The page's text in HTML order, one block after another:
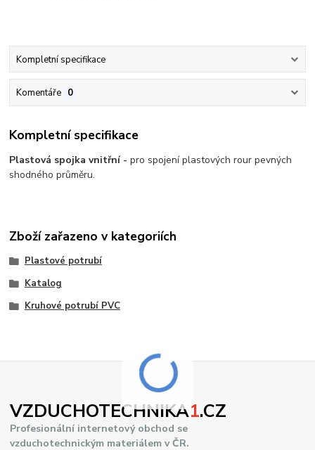
Kompletní specifikace
Komentáře 0
Kompletní specifikace
Plastová spojka vnitřní -pro spojení plastových rour pevných
shodného průměru.
Zboží zařazeno v kategoriích
Plastové potrubí
Katalog
Kruhové potrubí PVC
VZDUCHOTECHNIKA1.CZ
Profesionální internetový obchod se
vzduchotechnickým materiálem v ČR.